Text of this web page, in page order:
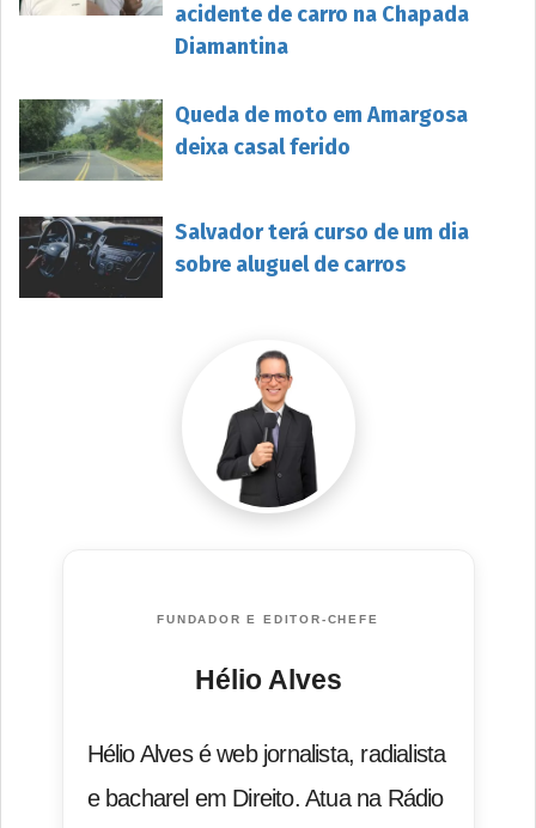
acidente de carro na Chapada
Diamantina
Queda de moto em Amargosa
deixa casal ferido
Salvador terá curso de um dia
sobre aluguel de carros
FUNDADOR E EDITOR-CHEFE
Hélio Alves
Hélio Alves é web jornalista, radialista
e bacharel em Direito. Atua na Rádio